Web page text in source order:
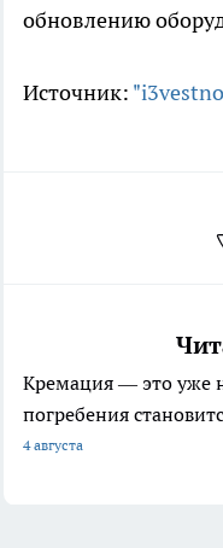
обновлению
Источник:
Кремация — это уже
погребения
4 августа